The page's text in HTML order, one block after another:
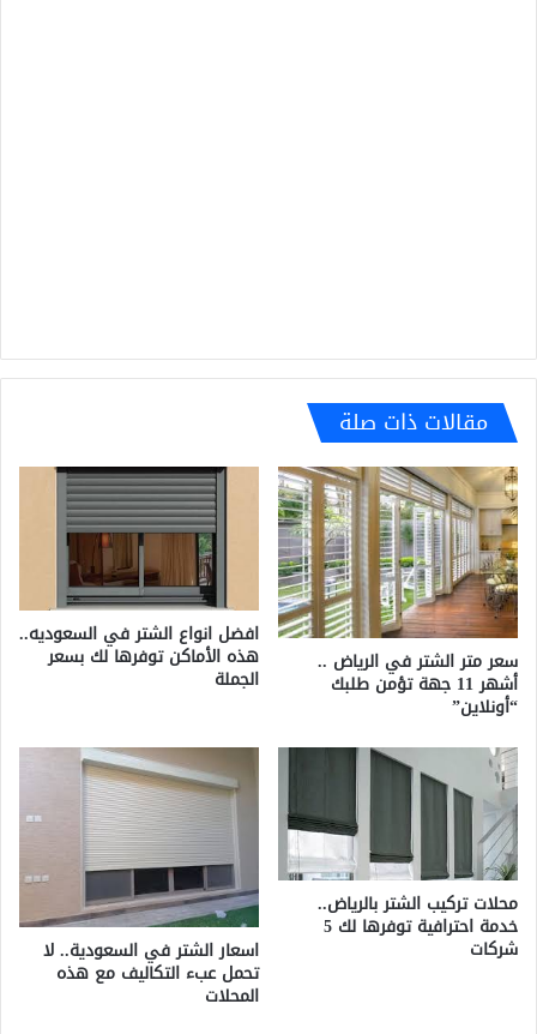
مقالات ذات صلة
سعر متر الشتر في الرياض ..
أشهر 11 جهة تؤمن طلبك
“أونلاين”
افضل انواع الشتر في السعوديه..
هذه الأماكن توفرها لك بسعر
الجملة
محلات تركيب الشتر بالرياض..
خدمة احترافية توفرها لك 5
شركات اسعار الشتر في السعودية.. لا
تحمل عبء التكاليف مع هذه
المحلات